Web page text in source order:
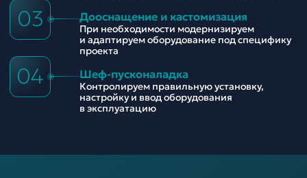
03 Дооснащение и кастомизация
При необходимости модернизируем
и адаптируем оборудование под специфику
проекта
04 Шеф-пусконаладка
Контролируем правильную установку,
настройку и ввод оборудования
в эксплуатацию